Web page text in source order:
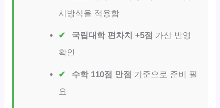
시방식을 적용함
국립대학 편차치 +5점 가산 반영
확인
수학 110점 만점 기준으로 준비 필
요